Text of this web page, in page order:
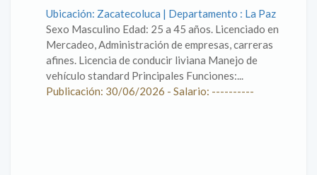
Ubicación: Zacatecoluca | Departamento : La Paz
Sexo Masculino Edad: 25 a 45 años. Licenciado en
Mercadeo, Administración de empresas, carreras
afines. Licencia de conducir liviana Manejo de
vehículo standard Principales Funciones:...
Publicación: 30/06/2026 - Salario: ----------